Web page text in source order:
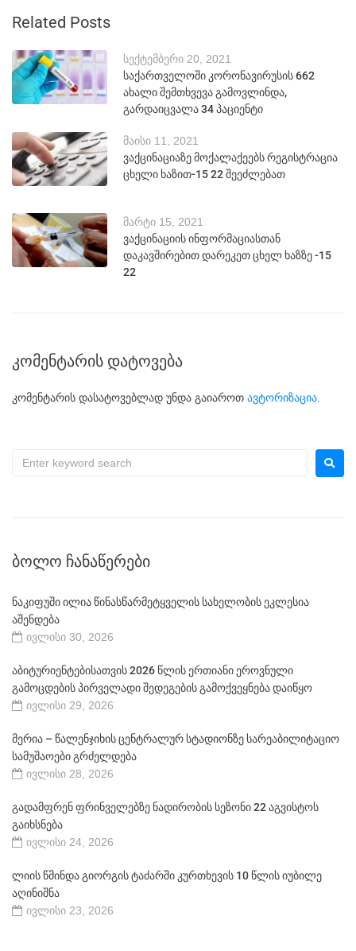
Related Posts
სექტემბერი 20, 2021
საქართველოში კორონავირუსის 662
ახალი შემთხვევა გამოვლინდა,
გარდაიცვალა 34 პაციენტი
მაისი 11, 2021
ვაქცინაციაზე მოქალაქეებს რეგისტრაცია
ცხელი ხაზით-15 22 შეეძლებათ
მარტი 15, 2021
ვაქცინაციის ინფორმაციასთან
დაკავშირებით დარეკეთ ცხელ ხაზზე -15
22
კომენტარის დატოვება
კომენტარის დასატოვებლად უნდა გაიაროთ ავტორიზაცია
ᲑᲝᲚᲝ ᲩᲐᲜᲐᲬᲔᲠᲔᲑᲘ
ნაკიფუში ილია წინასწარმეტყველის სახელობის ეკლესია
აშენდება
ივლისი 30, 2026
აბიტურიენტებისათვის 2026 წლის ერთიანი ეროვნული
გამოცდების პირველადი შედეგების გამოქვეყნება დაიწყო
ივლისი 29, 2026
მერია – წალენჯიხის ცენტრალურ სტადიონზე სარეაბილიტაციო
სამუშაოები გრძელდება
ივლისი 28, 2026
გადამფრენ ფრინველებზე ნადირობის სეზონი 22 აგვისტოს
გაიხსნება
ივლისი 24, 2026
ლიის წმინდა გიორგის ტაძარში კურთხევის 10 წლის იუბილე
აღინიშნა
ივლისი 23, 2026